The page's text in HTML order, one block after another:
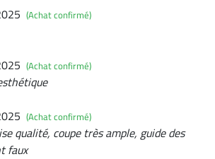
(Achat confirmé)
(Achat confirmé)
(Achat confirmé)
qualité, coupe très ample, guide des
faux